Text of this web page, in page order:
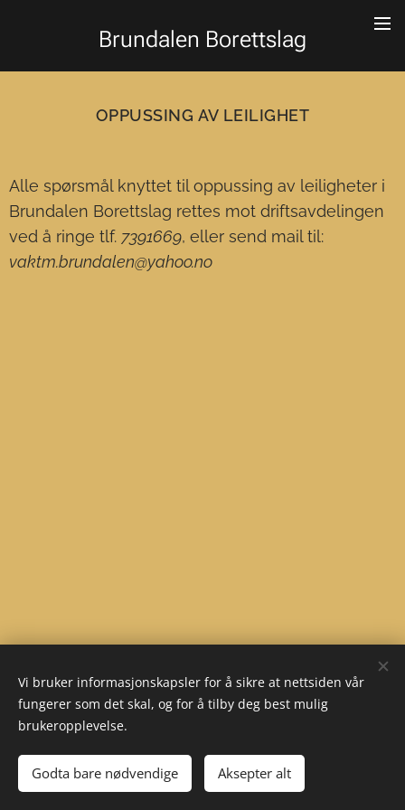
Brundalen Borettslag
OPPUSSING AV LEILIGHET
Alle spørsmål knyttet til oppussing av leiligheter i
Brundalen Borettslag rettes mot driftsavdelingen
ved å ringe tlf. 7391669, eller send mail til:
vaktm.brundalen@yahoo.no
Informasjonskapsler
Vi bruker informasjonskapsler for å sikre at nettsiden vår
fungerer som det skal, og for å tilby deg best mulig
brukeropplevelse.
Godta bare nødvendige Aksepter alt